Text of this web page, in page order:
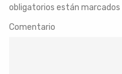
obligatorios están marcados
Comentario